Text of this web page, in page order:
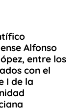
Alfonso
entre los
con el
I de la